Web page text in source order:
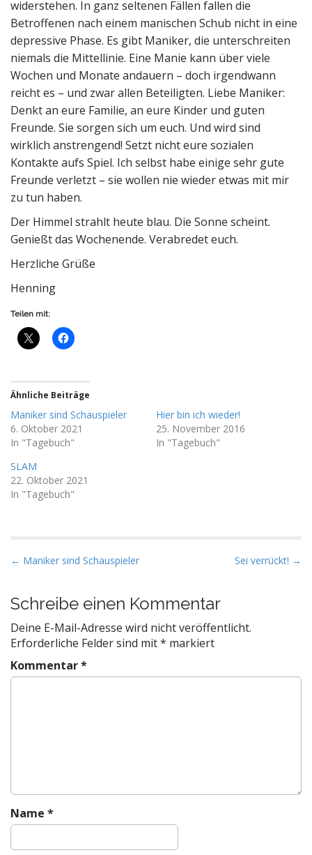
widerstehen. In ganz seltenen Fällen fallen die
Betroffenen nach einem manischen Schub nicht in eine
depressive Phase. Es gibt Maniker, die unterschreiten
niemals die Mittellinie. Eine Manie kann über viele
Wochen und Monate andauern – doch irgendwann
reicht es – und zwar allen Beteiligten. Liebe Maniker:
Denkt an eure Familie, an eure Kinder und guten
Freunde. Sie sorgen sich um euch. Und wird sind
wirklich anstrengend! Setzt nicht eure sozialen
Kontakte aufs Spiel. Ich selbst habe einige sehr gute
Freunde verletzt – sie wollen nie wieder etwas mit mir
zu tun haben.
Der Himmel strahlt heute blau. Die Sonne scheint.
Genießt das Wochenende. Verabredet euch.
Herzliche Grüße
Henning
Teilen mit:
Ähnliche Beiträge
Maniker sind Schauspieler
6. Oktober 2021
In "Tagebuch"
Hier bin ich wieder!
25. November 2016
In "Tagebuch"
SLAM
22. Oktober 2021
In "Tagebuch"
P
s
t
n
a
v
n
← Maniker sind Schauspieler Sei verrückt! →
Schreibe einen Kommentar
Deine E-Mail-Adresse wird nicht veröffentlicht.
Erforderliche Felder sind mit* markiert
Kommentar*
Name *